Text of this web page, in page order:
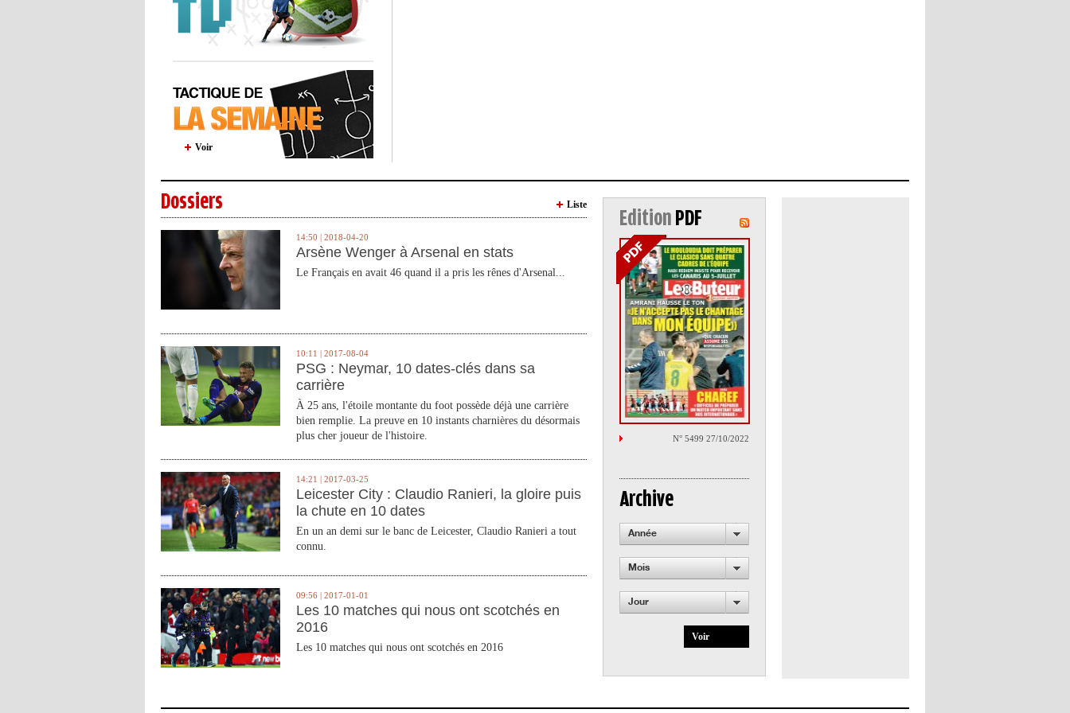
Voir
Dossiers Liste
14:50 | 2018-04-20
Arsène Wenger à Arsenal en stats
Le Français en avait 46 quand il a pris les rênes d'Arsenal...
10:11 | 2017-08-04
PSG : Neymar, 10 dates-clés dans sa
carrière
À 25 ans, l'étoile montante du foot possède déjà une carrière
bien remplie. La preuve en 10 instants charnières du désormais
plus cher joueur de l'histoire.
14:21 | 2017-03-25
Leicester City : Claudio Ranieri, la gloire puis
la chute en 10 dates
En un an demi sur le banc de Leicester, Claudio Ranieri a tout
connu.
09:56 | 2017-01-01
Les 10 matches qui nous ont scotchés en
2016
Les 10 matches qui nous ont scotchés en 2016
Edition PDF
N° 5499 27/10/2022
Archive
Année
Mois
Jour
Voir